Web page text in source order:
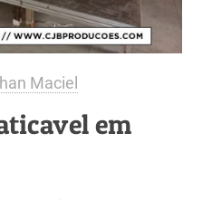
Maciel
em